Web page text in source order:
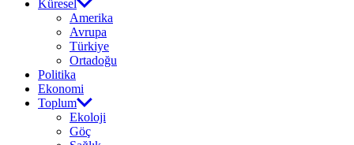
Küresel
Amerika
Avrupa
Türkiye
Ortadoğu
Politika
Ekonomi
Toplum
Ekoloji
Göç